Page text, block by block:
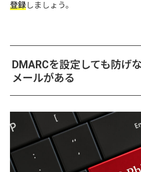
登録しましょう。
DMARCを設定しても防げ
メールがある